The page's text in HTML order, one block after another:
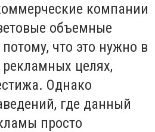
компании
объемные
что это нужно в
целях,
Однако
где данный
просто